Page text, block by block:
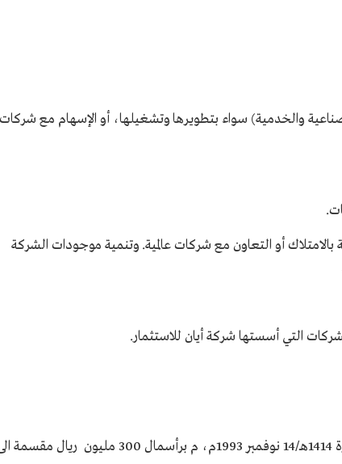
والخدمية) سواء بتطويرها وتشغيلها، أو الإسهام مع شركات
بالامتلاك أو التعاون مع شركات عالمية. وتنمية موجودات الشركة
التي أسستها شركة أيان للاستثمار.
تأسست شركة أيان للاستثمار بتاريخ 1 جمادى الآخرة 1414هـ/14 نوفمبر 1993م، م برأسمال 300 مليون ريال